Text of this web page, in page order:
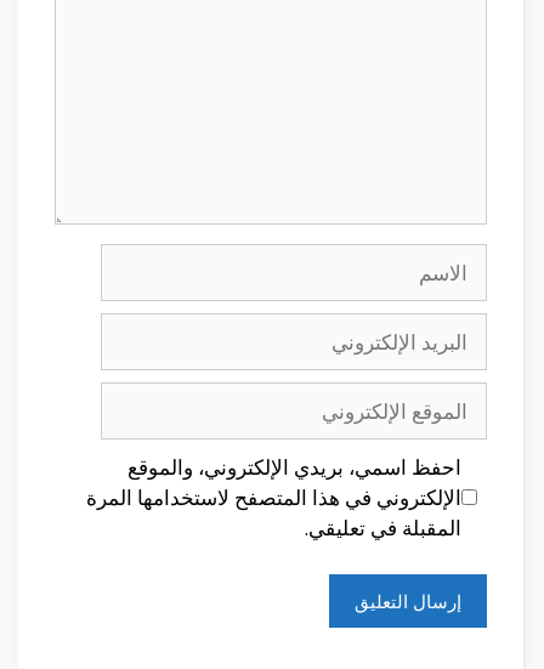
الاسم
البريد
الإلكتروني
الموقع
الإلكتروني
احفظ اسمي، بريدي الإلكتروني، والموقع
الإلكتروني في هذا المتصفح لاستخدامها المرة
المقبلة في تعليقي.